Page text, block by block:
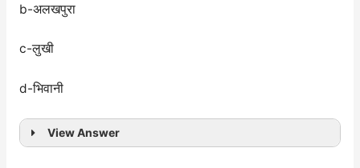
b-अलखपुरा
c-लुखी
d-भिवानी
View Answer